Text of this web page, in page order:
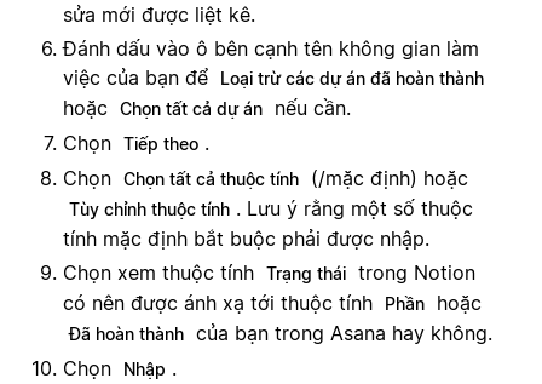
sửa mới được liệt kê.
Đánh dấu vào ô bên cạnh tên không gian làm
việc của bạn để
Loại trừ các dự án đã hoàn thành
hoặc Chọn tất cả dự án
nếu cần.
Chọn Tiếp theo .
Chọn Chọn tất cả thuộc tính (/mặc định) hoặc
Tùy chỉnh thuộc tính . Lưu ý rằng một số thuộc
tính mặc định bắt buộc phải được nhập.
Chọn xem thuộc tính Trạng thái trong Notion
có nên được ánh xạ tới thuộc tính
Phần hoặc
Đã hoàn thành của bạn trong Asana hay không.
Chọn
Nhập .